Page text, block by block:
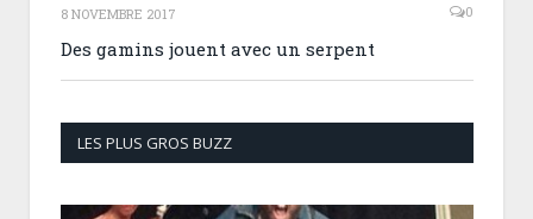
8 NOVEMBRE 2017 0
Des gamins jouent avec un serpent
LES PLUS GROS BUZZ